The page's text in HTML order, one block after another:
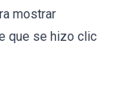
mostrar
que se hizo clic